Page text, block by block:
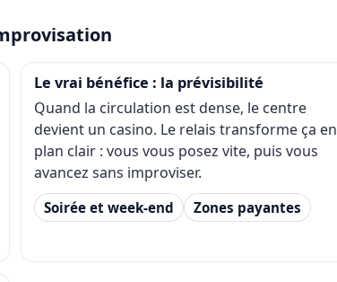
Le vrai bénéfice : la prévisibilité
Quand la circulation est dense, le centre
devient un casino. Le relais transforme ça en
plan clair : vous vous posez vite, puis vous
avancez sans improviser.
Soirée et week-end Zones payantes